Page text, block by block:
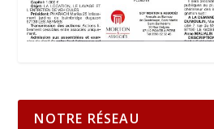
NOTRE RÉSEAU